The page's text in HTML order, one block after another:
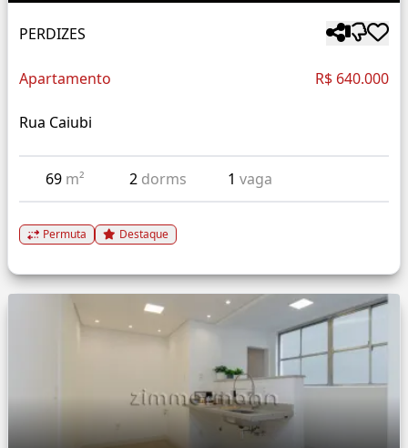
PERDIZES
Apartamento R$ 640.000
Rua Caiubi
69 m² 2 dorms 1vaga
Permuta Destaque